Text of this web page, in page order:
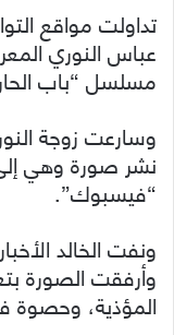
تداولت مواقع
عباس النوري
مسلسل “باب
وسارعت زوجة
نشر صورة وهي
“فيسبوك”.
ونفت الخالد
وأرفقت الصورة
المؤذية، وحصوة